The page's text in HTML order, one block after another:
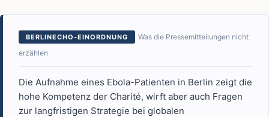
BERLINECHO-EINORDNUNG
Was die Pressemitteilungen nicht
erzählen
Die Aufnahme eines Ebola-Patienten in Berlin zeigt die
hohe Kompetenz der Charité, wirft aber auch Fragen
zur langfristigen Strategie bei globalen